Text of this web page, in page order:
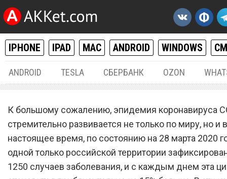
IPHONE IPAD MAC ANDROID WINDOWS
ANDROID TESLA СБЕРБАНК OZON
«Сбербанк» списал долги
россиянам из-за
К большому сожалению, эпидемия коронавируса
стремительно развивается не только по миру, но и
настоящее время, по состоянию на 28 марта 2020
одной только российской территории
1250 случаев заболевания, и с каждым днем эта